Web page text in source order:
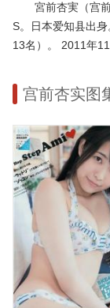
宮前杏実（宫
S。日本爱知县出
13名）。 2011年
宫前杏实图